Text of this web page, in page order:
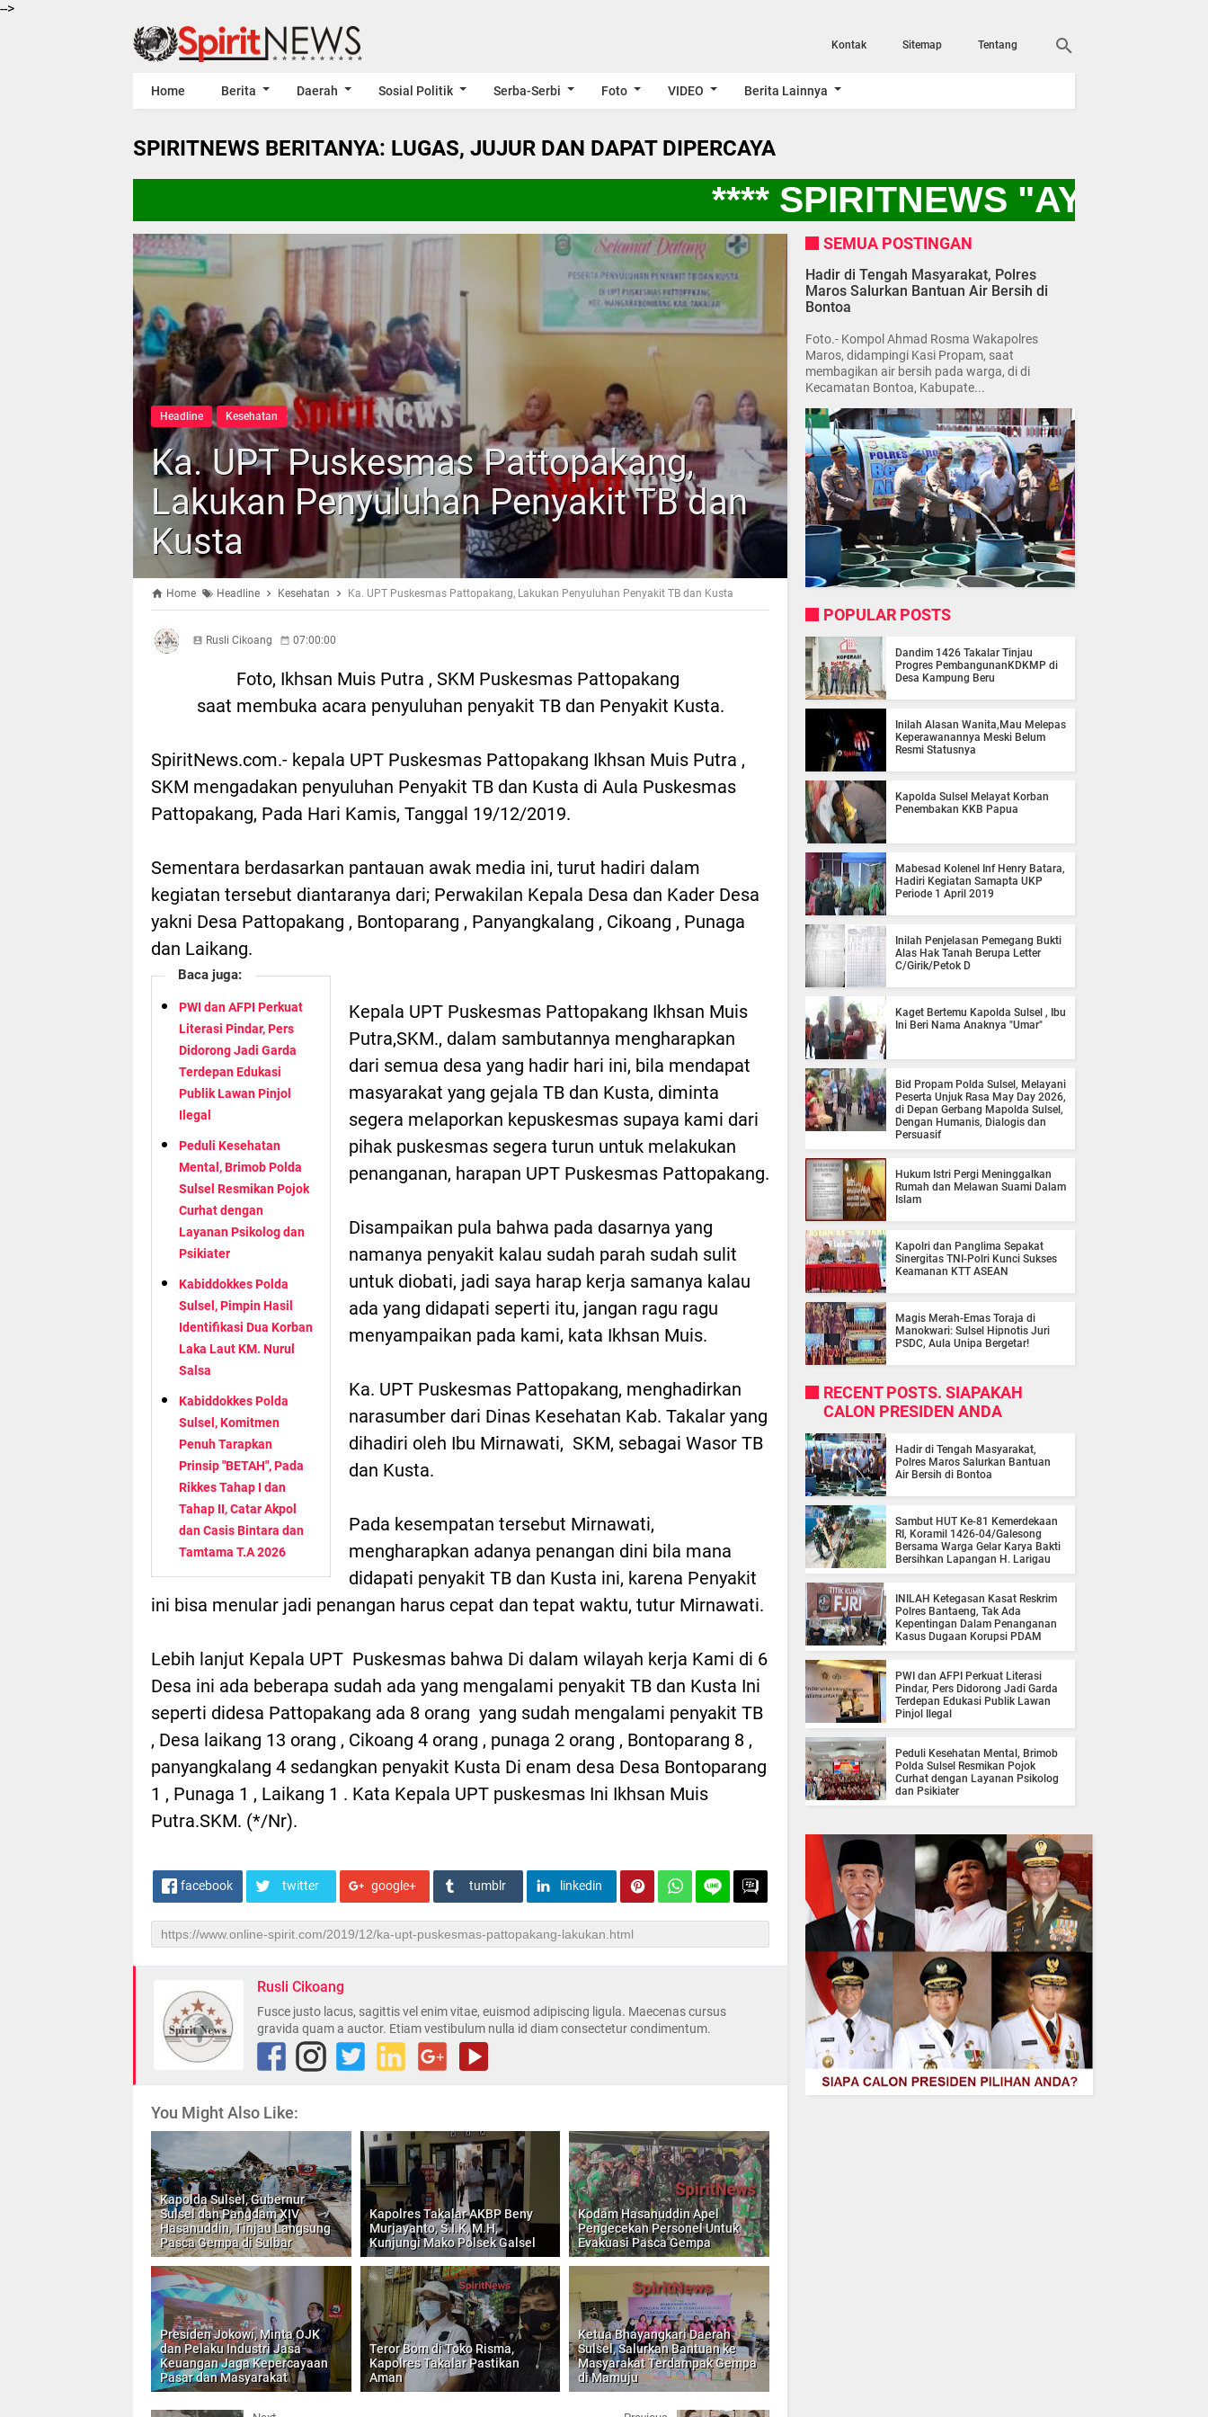
-->
Kontak Sitemap Tentang
Home Berita Daerah Sosial Politik Serba-Serbi Foto VIDEO Berita Lainnya
SPIRITNEWS BERITANYA: LUGAS, JUJUR DAN DAPAT DIPERCAYA
**** SPIRITNEWS "AYO KITA
Headline Kesehatan
Ka. UPT Puskesmas Pattopakang,
Lakukan Penyuluhan Penyakit TB dan
Kusta
Home Headline Kesehatan Ka. UPT Puskesmas Pattopakang, Lakukan Penyuluhan Penyakit TB dan Kusta
Rusli Cikoang 07:00:00
Foto, Ikhsan Muis Putra , SKM Puskesmas Pattopakang
saat membuka acara penyuluhan penyakit TB dan Penyakit Kusta.
SpiritNews.com.- kepala UPT Puskesmas Pattopakang Ikhsan Muis Putra ,
SKM mengadakan penyuluhan Penyakit TB dan Kusta di Aula Puskesmas
Pattopakang, Pada Hari Kamis, Tanggal 19/12/2019.
Sementara berdasarkan pantauan awak media ini, turut hadiri dalam
kegiatan tersebut diantaranya dari; Perwakilan Kepala Desa dan Kader Desa
yakni Desa Pattopakang , Bontoparang , Panyangkalang , Cikoang , Punaga
dan Laikang.
Baca juga:
PWI dan AFPI Perkuat
Literasi Pindar, Pers
Didorong Jadi Garda
Terdepan Edukasi
Publik Lawan Pinjol
Ilegal
Peduli Kesehatan
Mental, Brimob Polda
Sulsel Resmikan Pojok
Curhat dengan
Layanan Psikolog dan
Psikiater
Kabiddokkes Polda
Sulsel, Pimpin Hasil
Identifikasi Dua Korban
Laka Laut KM. Nurul
Salsa
Kabiddokkes Polda
Sulsel, Komitmen
Penuh Tarapkan
Prinsip "BETAH", Pada
Rikkes Tahap I dan
Tahap II, Catar Akpol
dan Casis Bintara dan
Tamtama T.A 2026
Kepala UPT Puskesmas Pattopakang Ikhsan Muis
Putra,SKM., dalam sambutannya mengharapkan
dari semua desa yang hadir hari ini, bila mendapat
masyarakat yang gejala TB dan Kusta, diminta
segera melaporkan kepuskesmas supaya kami dari
pihak puskesmas segera turun untuk melakukan
penanganan, harapan UPT Puskesmas Pattopakang.
Disampaikan pula bahwa pada dasarnya yang
namanya penyakit kalau sudah parah sudah sulit
untuk diobati, jadi saya harap kerja samanya kalau
ada yang didapati seperti itu, jangan ragu ragu
menyampaikan pada kami, kata Ikhsan Muis.
Ka. UPT Puskesmas Pattopakang, menghadirkan
narasumber dari Dinas Kesehatan Kab. Takalar yang
dihadiri oleh Ibu Mirnawati, SKM, sebagai Wasor TB
dan Kusta.
Pada kesempatan tersebut Mirnawati,
mengharapkan adanya penangan dini bila mana
didapati penyakit TB dan Kusta ini, karena Penyakit
ini bisa menular jadi penangan harus cepat dan tepat waktu, tutur Mirnawati.
Lebih lanjut Kepala UPT Puskesmas bahwa Di dalam wilayah kerja Kami di 6
Desa ini ada beberapa sudah ada yang mengalami penyakit TB dan Kusta Ini
seperti didesa Pattopakang ada 8 orang yang sudah mengalami penyakit TB
, Desa laikang 13 orang , Cikoang 4 orang , punaga 2 orang , Bontoparang 8 ,
panyangkalang 4 sedangkan penyakit Kusta Di enam desa Desa Bontoparang
1 , Punaga 1 , Laikang 1 . Kata Kepala UPT puskesmas Ini Ikhsan Muis
Putra.SKM. (*/Nr).
facebook twitter google+ tumblr linkedin
Rusli Cikoang
Fusce justo lacus, sagittis vel enim vitae, euismod adipiscing ligula. Maecenas cursus
gravida quam a auctor. Etiam vestibulum nulla id diam consectetur condimentum.
You Might Also Like:
Kapolda Sulsel, Gubernur
Sulsel dan Pangdam XIV
Hasanuddin, Tinjau Langsung
Pasca Gempa di Sulbar
Kapolres Takalar AKBP Beny
Murjayanto, S.I.K, M.H,
Kunjungi Mako Polsek Galsel
Kodam Hasanuddin Apel
Pengecekan Personel Untuk
Evakuasi Pasca Gempa
Presiden Jokowi, Minta OJK
dan Pelaku Industri Jasa
Keuangan Jaga Kepercayaan
Pasar dan Masyarakat
Teror Bom di Toko Risma,
Kapolres Takalar Pastikan
Aman
Ketua Bhayangkari Daerah
Sulsel, Salurkan Bantuan ke
Masyarakat Terdampak Gempa
di Mamuju
SEMUA POSTINGAN
Hadir di Tengah Masyarakat, Polres
Maros Salurkan Bantuan Air Bersih di
Bontoa
Foto.- Kompol Ahmad Rosma Wakapolres
Maros, didampingi Kasi Propam, saat
membagikan air bersih pada warga, di di
Kecamatan Bontoa, Kabupate...
POPULAR POSTS
Dandim 1426 Takalar Tinjau
Progres PembangunanKDKMP di
Desa Kampung Beru
Inilah Alasan Wanita,Mau Melepas
Keperawanannya Meski Belum
Resmi Statusnya
Kapolda Sulsel Melayat Korban
Penembakan KKB Papua
Mabesad Kolenel Inf Henry Batara,
Hadiri Kegiatan Samapta UKP
Periode 1 April 2019
Inilah Penjelasan Pemegang Bukti
Alas Hak Tanah Berupa Letter
C/Girik/Petok D
Kaget Bertemu Kapolda Sulsel , Ibu
Ini Beri Nama Anaknya "Umar"
Bid Propam Polda Sulsel, Melayani
Peserta Unjuk Rasa May Day 2026,
di Depan Gerbang Mapolda Sulsel,
Dengan Humanis, Dialogis dan
Persuasif
Hukum Istri Pergi Meninggalkan
Rumah dan Melawan Suami Dalam
Islam
Kapolri dan Panglima Sepakat
Sinergitas TNI-Polri Kunci Sukses
Keamanan KTT ASEAN
Magis Merah-Emas Toraja di
Manokwari: Sulsel Hipnotis Juri
PSDC, Aula Unipa Bergetar!
RECENT POSTS. SIAPAKAH
CALON PRESIDEN ANDA
Hadir di Tengah Masyarakat,
Polres Maros Salurkan Bantuan
Air Bersih di Bontoa
Sambut HUT Ke-81 Kemerdekaan
RI, Koramil 1426-04/Galesong
Bersama Warga Gelar Karya Bakti
Bersihkan Lapangan H. Larigau
INILAH Ketegasan Kasat Reskrim
Polres Bantaeng, Tak Ada
Kepentingan Dalam Penanganan
Kasus Dugaan Korupsi PDAM
PWI dan AFPI Perkuat Literasi
Pindar, Pers Didorong Jadi Garda
Terdepan Edukasi Publik Lawan
Pinjol Ilegal
Peduli Kesehatan Mental, Brimob
Polda Sulsel Resmikan Pojok
Curhat dengan Layanan Psikolog
dan Psikiater